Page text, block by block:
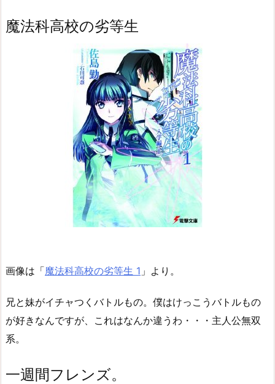
魔法科高校の劣等生
画像は「魔法科高校の劣等生 1 」より。
兄と妹がイチャつくバトルもの。僕はけっこうバトルもの
が好きなんですが、これはなんか違うわ・・・主人公無双
系。
一週間フレンズ。